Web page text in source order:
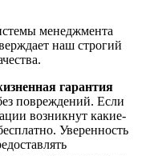
менеджмента
наш строгий
гарантия
повреждений. Если
возникнут какие-
Уверенность